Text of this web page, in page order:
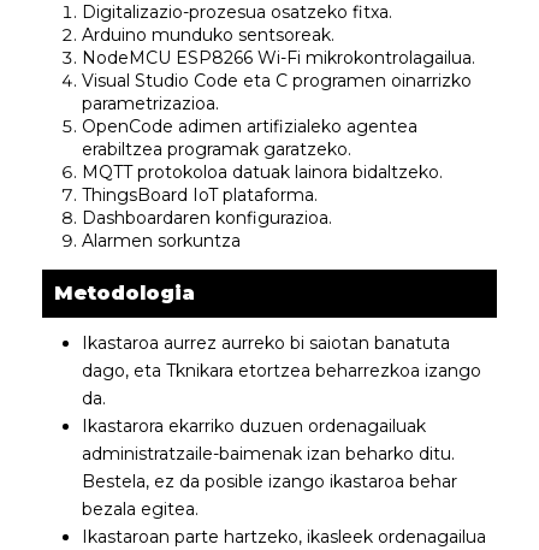
Digitalizazio-prozesua osatzeko fitxa.
Arduino munduko sentsoreak.
NodeMCU ESP8266 Wi-Fi mikrokontrolagailua.
Visual Studio Code eta C programen oinarrizko
parametrizazioa.
OpenCode adimen artifizialeko agentea
erabiltzea programak garatzeko.
MQTT protokoloa datuak lainora bidaltzeko.
ThingsBoard IoT plataforma.
Dashboardaren konfigurazioa.
Alarmen sorkuntza
Metodologia
Ikastaroa aurrez aurreko bi saiotan banatuta
dago, eta Tknikara etortzea beharrezkoa izango
da.
Ikastarora ekarriko duzuen ordenagailuak
administratzaile-baimenak izan beharko ditu.
Bestela, ez da posible izango ikastaroa behar
bezala egitea.
Ikastaroan parte hartzeko, ikasleek ordenagailua